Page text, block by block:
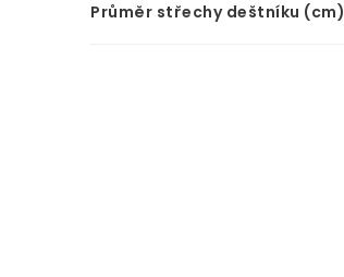
Průměr střechy deštníku (cm)